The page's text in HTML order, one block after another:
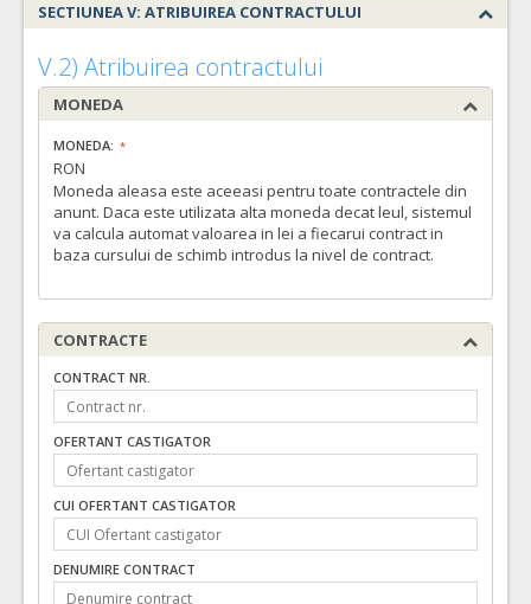
SECTIUNEA V: ATRIBUIREA CONTRACTULUI
V.2) Atribuirea contractului
MONEDA
MONEDA:
RON
Moneda aleasa este aceeasi pentru toate contractele din
anunt. Daca este utilizata alta moneda decat leul, sistemul
va calcula automat valoarea in lei a fiecarui contract in
baza cursului de schimb introdus la nivel de contract.
CONTRACTE
CONTRACT NR.
OFERTANT CASTIGATOR
CUI OFERTANT CASTIGATOR
DENUMIRE CONTRACT